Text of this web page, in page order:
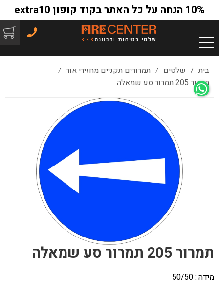
10% הנחה על כל האתר בקוד קופון extra10
בית / שלטים / תמרורים תקניים מחזירי אור /
תמרור 205 תמרור סע שמאלה
תמרור 205 תמרור סע שמאלה
מידה : 50/50